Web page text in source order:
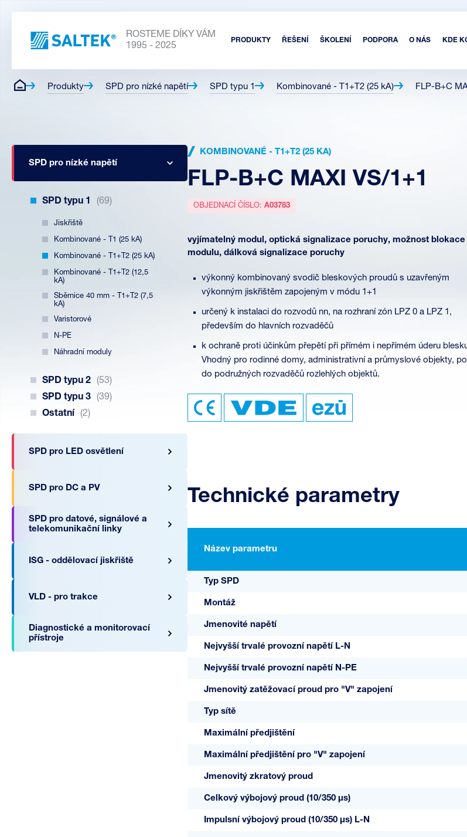
ROSTEME DÍKY VÁM
1995 - 2025
PRODUKTY ŘEŠENÍ ŠKOLENÍ PODPORA O NÁS KDE
Produkty SPD pro nízké napětí SPD typu 1 Kombinované - T1+T2 (25 kA) FLP-B+C
SPD pro nízké napětí
SPD typu 1 (69)
Jiskřiště
Kombinované - T1 (25 kA)
Kombinované - T1+T2 (25 kA)
Kombinované - T1+T2 (12,5
kA)
Sběrnice 40 mm - T1+T2 (7,5
kA)
Varistorové
N-PE
Náhradní moduly
SPD typu 2
(53)
SPD typu 3
(39)
Ostatní
(2)
SPD pro LED osvětlení
SPD pro DC a PV
SPD pro datové, signálové a
telekomunikační linky
ISG - oddělovací jiskřiště
VLD - pro trakce
Diagnostické a monitorovací
přístroje
KOMBINOVANÉ - T1+T2 (25 KA)
FLP-B+C MAXI VS/1+1
OBJEDNACÍ ČÍSLO: A03783
vyjímatelný modul, optická signalizace poruchy, možnost blokace
modulu, dálková signalizace poruchy
výkonný kombinovaný svodič bleskových proudů s uzavřeným
výkonným jiskřištěm zapojeným v módu 1+1
určený k instalaci do rozvodů nn, na rozhraní zón LPZ 0 a LPZ 1,
především do hlavních rozvaděčů
k ochraně proti účinkům přepětí při přímém i nepřímém úderu
Vhodný pro rodinné domy, administrativní a průmyslové objekty,
do podružných rozvaděčů rozlehlých objektů.
Technické parametry
Název parametru
Typ SPD
Montáž
Jmenovité napětí
Nejvyšší trvalé provozní napětí L-N
Nejvyšší trvalé provozní napětí N-PE
Jmenovitý zatěžovací proud pro "V" zapojení
Typ sítě
Maximální předjištění
Maximální předjištění pro "V" zapojení
Jmenovitý zkratový proud
Celkový výbojový proud (10/350 µs)
Impulsní výbojový proud (10/350 µs) L-N